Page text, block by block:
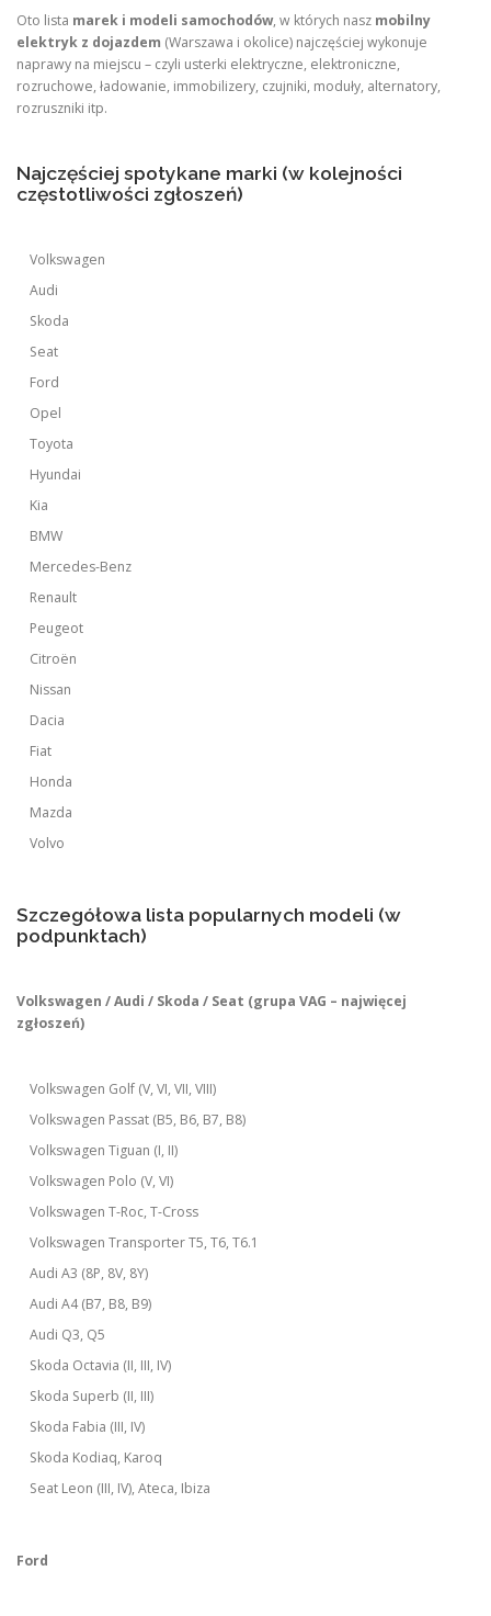
Oto lista marek i modeli samochodów, w których nasz mobilny
elektryk z dojazdem (Warszawa i okolice) najczęściej wykonuje
naprawy na miejscu – czyli usterki elektryczne, elektroniczne,
rozruchowe, ładowanie, immobilizery, czujniki, moduły, alternatory,
rozruszniki itp.
Najczęściej spotykane marki (w kolejności
częstotliwości zgłoszeń)
Volkswagen
Audi
Skoda
Seat
Ford
Opel
Toyota
Hyundai
Kia
BMW
Mercedes-Benz
Renault
Peugeot
Citroën
Nissan
Dacia
Fiat
Honda
Mazda
Volvo
Szczegółowa lista popularnych modeli (w
podpunktach)
Volkswagen / Audi / Skoda / Seat (grupa VAG – najwięcej
zgłoszeń)
Volkswagen Golf (V, VI, VII, VIII)
Volkswagen Passat (B5, B6, B7, B8)
Volkswagen Tiguan (I, II)
Volkswagen Polo (V, VI)
Volkswagen T-Roc, T-Cross
Volkswagen Transporter T5, T6, T6.1
Audi A3 (8P, 8V, 8Y)
Audi A4 (B7, B8, B9)
Audi Q3, Q5
Skoda Octavia (II, III, IV)
Skoda Superb (II, III)
Skoda Fabia (III, IV)
Skoda Kodiaq, Karoq
Seat Leon (III, IV), Ateca, Ibiza
Ford